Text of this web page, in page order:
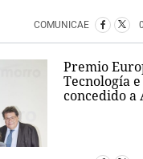
COMUNICAE
Premio
Tecnología
concedido a